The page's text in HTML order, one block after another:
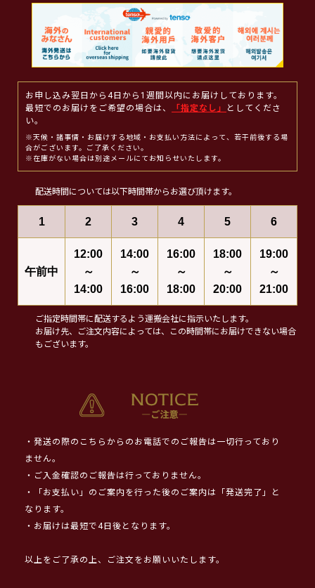
お申し込み翌日から4日から1週間以内にお届けしております。
最短でのお届けをご希望の場合は、
「指定なし」
としてくださ
い。
※天候・諸事情・お届けする地域・お支払い方法によって、若干前後する場
合がございます。ご了承ください。
※在庫がない場合は別途メールにてお知らせいたします。
配送時間については以下時間帯からお選び頂けます。
1 2 3 4 5 6
午前中
12:00
～
14:00
14:00
～
16:00
16:00
～
18:00
18:00
～
20:00
19:00
～
21:00
ご指定時間帯に配送するよう運搬会社に指示いたします。
お届け先、ご注文内容によっては、この時間帯にお届けできない場合
もございます。
・発送の際のこちらからのお電話でのご報告は一切行っており
ません。
・ご入金確認のご報告は行っておりません。
・「お支払い」のご案内を行った後のご案内は「発送完了」と
なります。
・お届けは最短で4日後となります。
以上をご了承の上、ご注文をお願いいたします。